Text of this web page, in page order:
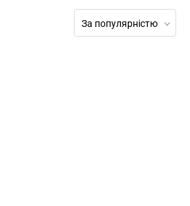
За популярністю